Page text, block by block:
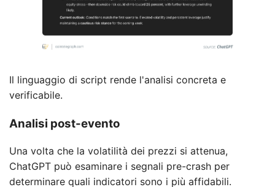
Il linguaggio di script rende l'analisi concreta e
verificabile.
Analisi post-evento
Una volta che la volatilità dei prezzi si attenua,
ChatGPT può esaminare i segnali pre-crash per
determinare quali indicatori sono i più affidabili.